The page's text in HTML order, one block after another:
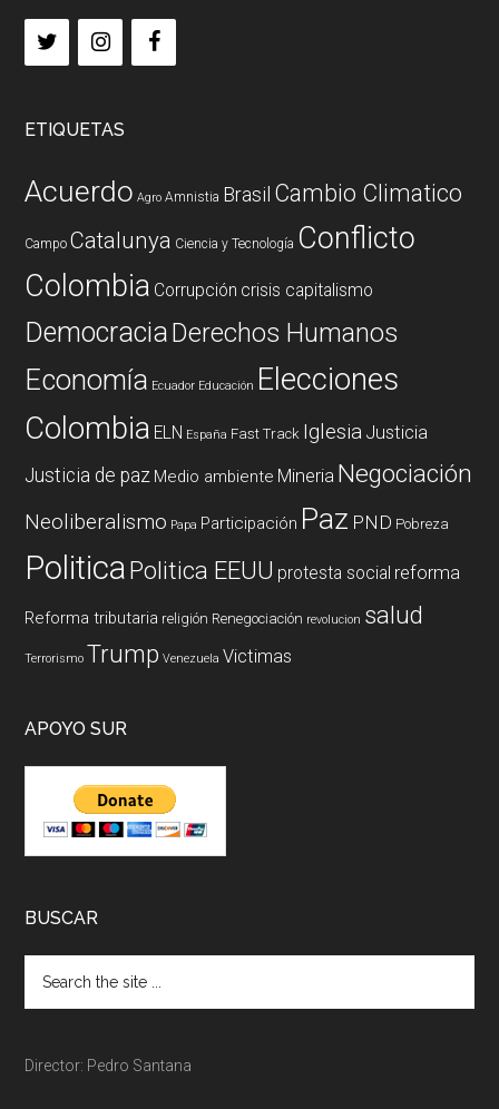
ETIQUETAS
Acuerdo Agro Amnistia Brasil Cambio Climatico
Campo Catalunya Ciencia y Tecnología Conflicto
Colombia Corrupción crisis capitalismo
DemocraciaDerechos Humanos
Economía Ecuador Educación Elecciones
Colombia ELN España Fast Track Iglesia Justicia
Justicia de paz Medio ambiente Mineria Negociación
Neoliberalismo Papa Participación Paz PND Pobreza
PoliticaPolitica EEUU protesta social reforma
Reforma tributaria religión Renegociación revolucion salud
Terrorismo Trump Venezuela Victimas
APOYO SUR
BUSCAR
Director: Pedro Santana